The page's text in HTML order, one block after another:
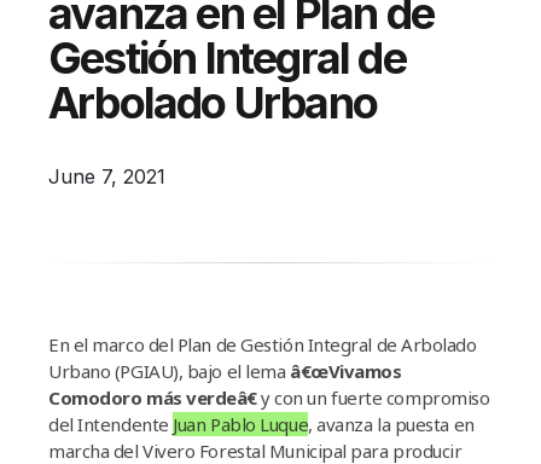
Campañas
Arbolado
Residuos
Sustentables
avanza en el Plan de
Gestión Integral de
Arbolado Urbano
June 7, 2021
En el marco del Plan de Gestión Integral de Arbolado
Urbano (PGIAU), bajo el lema â€œVivamos
Comodoro más verdeâ€y con un fuerte compromiso
del Intendente Juan Pablo Luque, avanza la puesta en
marcha del Vivero Forestal Municipal para producir